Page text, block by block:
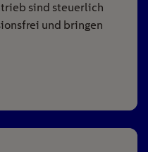
sind steuerlich
und bringen